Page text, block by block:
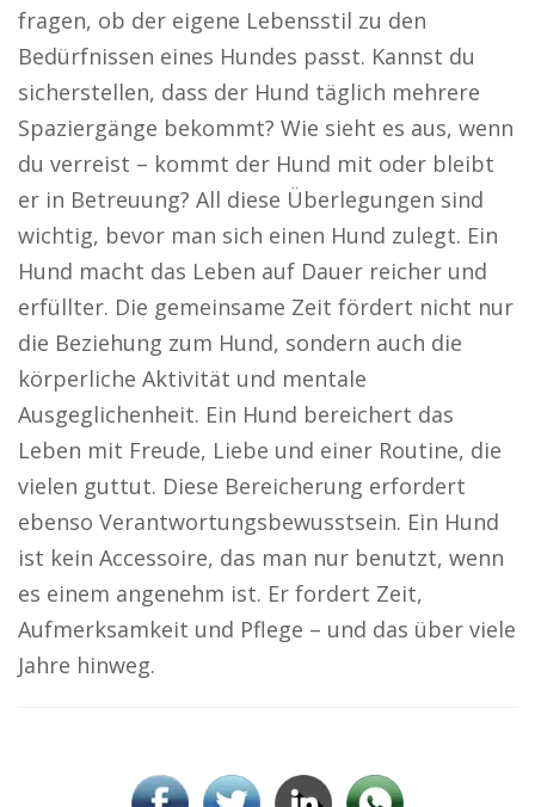
fragen, ob der eigene Lebensstil zu den
Bedürfnissen eines Hundes passt. Kannst du
sicherstellen, dass der Hund täglich mehrere
Spaziergänge bekommt? Wie sieht es aus, wenn
du verreist – kommt der Hund mit oder bleibt
er in Betreuung? All diese Überlegungen sind
wichtig, bevor man sich einen Hund zulegt. Ein
Hund macht das Leben auf Dauer reicher und
erfüllter. Die gemeinsame Zeit fördert nicht nur
die Beziehung zum Hund, sondern auch die
körperliche Aktivität und mentale
Ausgeglichenheit. Ein Hund bereichert das
Leben mit Freude, Liebe und einer Routine, die
vielen guttut. Diese Bereicherung erfordert
ebenso Verantwortungsbewusstsein. Ein Hund
ist kein Accessoire, das man nur benutzt, wenn
es einem angenehm ist. Er fordert Zeit,
Aufmerksamkeit und Pflege – und das über viele
Jahre hinweg.